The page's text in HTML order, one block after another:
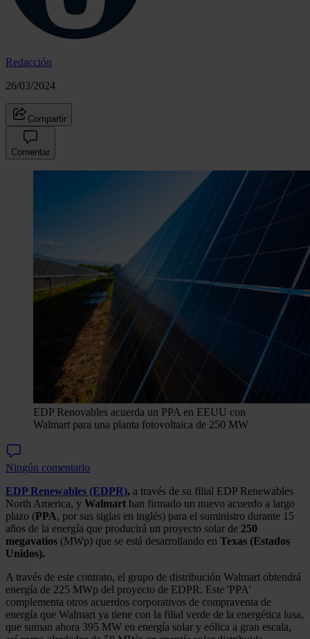
Redacción
26/03/2024
Compartir
Comentar
EDP Renovables acuerda un PPA en EEUU con
Walmart para una planta fotovoltaica de 250 MW
Ningún comentario
EDP Renewables (EDPR), a través de su filial EDP Renewables
North America, y Walmart han firmado un nuevo acuerdo a largo
plazo (PPA, por sus siglas en inglés) para el suministro durante 15
años de la energía que producirá un proyecto solar de 250
megavatios (MWp) que se está desarrollando en Texas (Estados
Unidos).
A través de este contrato, el grupo de distribución Walmart obtendrá
energía de 225 MWp del proyecto de EDPR. Este 'PPA'
complementa otros acuerdos corporativos de compraventa de
energía que Walmart ya tiene con la filial verde de la energética lusa,
que suman ahora 395 MW en energía solar y eólica a gran escala,